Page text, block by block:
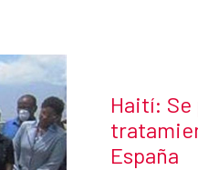
Título
Haití: Se
España